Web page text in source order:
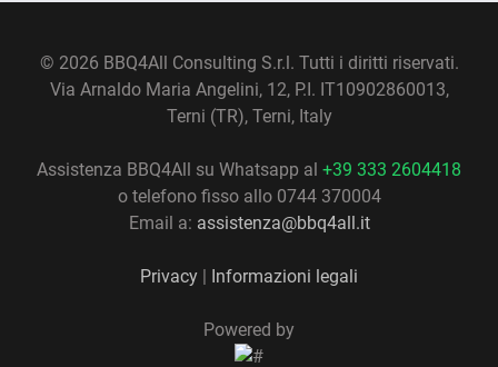
© 2026 BBQ4All Consulting S.r.l. Tutti i diritti riservati.
Via Arnaldo Maria Angelini, 12, P.I. IT10902860013,
Terni (TR), Terni, Italy
Assistenza BBQ4All su Whatsapp al +39 333 2604418
o telefono fisso allo 0744 370004
Email a: assistenza@bbq4all.it
Privacy | Informazioni legali
Powered by